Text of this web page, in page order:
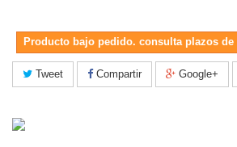
Producto bajo pedido. consulta plazos de
Tweet Compartir Google+